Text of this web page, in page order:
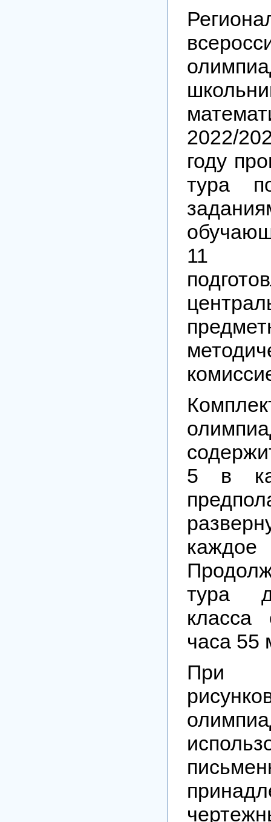
2022/
году
тура
11
5 в
тура
класса
часа 55
При